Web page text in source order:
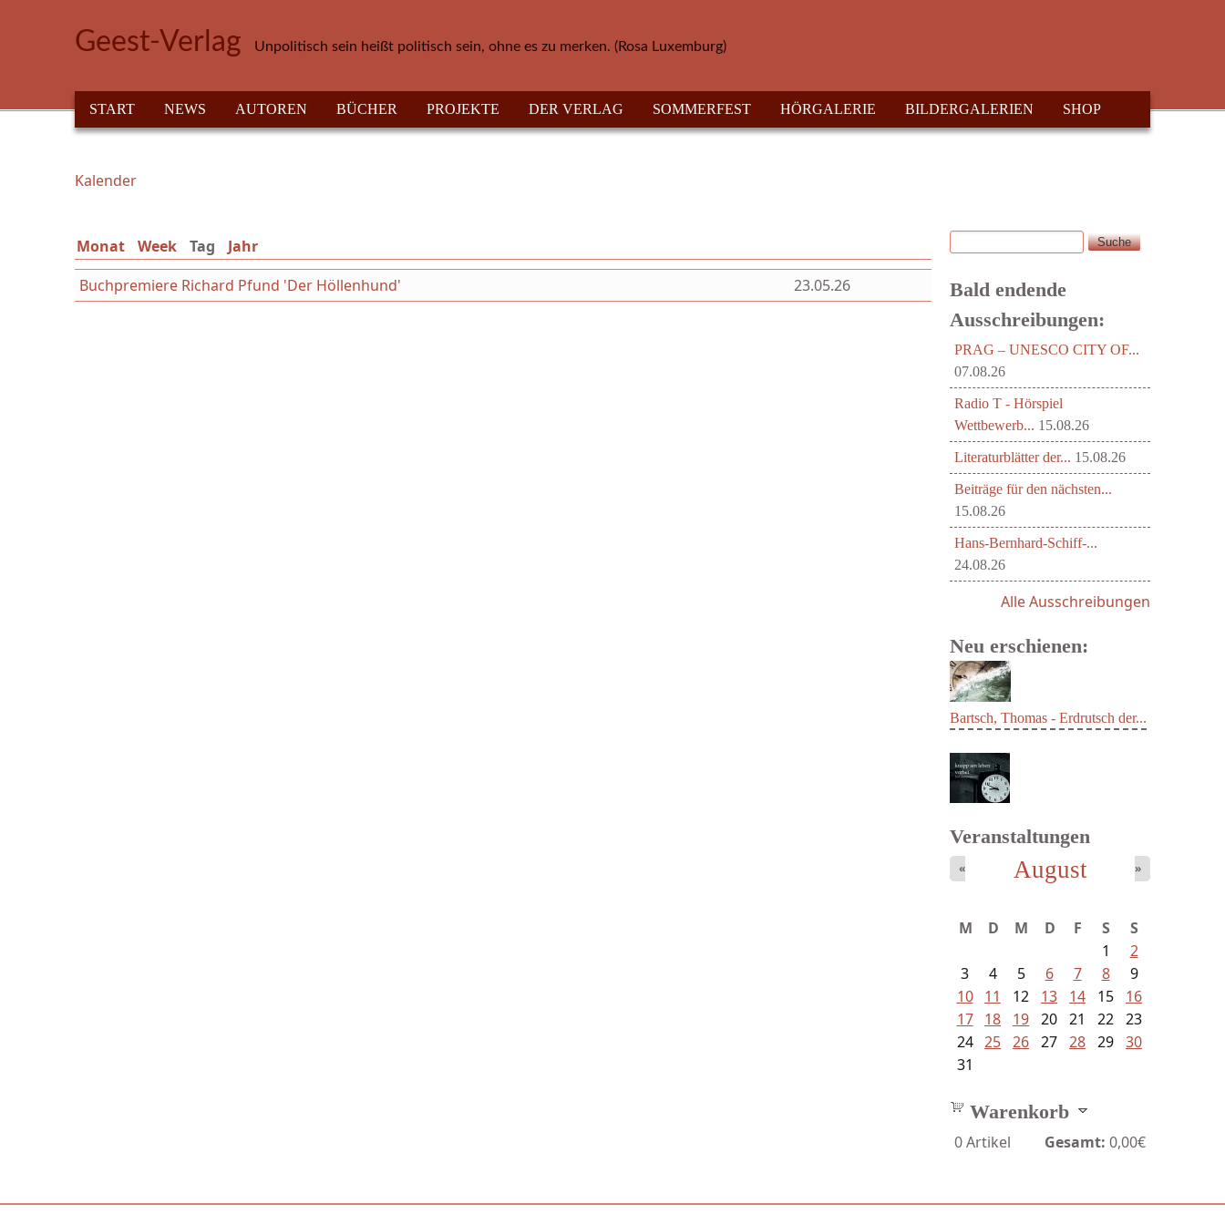
Geest-Verlag Unpolitisch sein heißt politisch sein, ohne es zu merken. (Rosa Luxemburg)
HAUPTMENÜ
START NEWS AUTOREN BÜCHER PROJEKTE DER VERLAG SOMMERFEST HÖRGALERIE BILDERGALERIEN SHOP
Sie sind hier
Kalender
Monat Week Tag (aktiver Reiter)
Jahr
Buchpremiere Richard Pfund 'Der Höllenhund'
23.05.26
Suchformular
Suche
Bald endende
Ausschreibungen:
PRAG – UNESCO CITY OF...
07.08.26
Radio T - Hörspiel
Wettbewerb... 15.08.26
Literaturblätter der... 15.08.26
Beiträge für den nächsten...
15.08.26
Hans-Bernhard-Schiff-...
24.08.26
Alle Ausschreibungen
Neu erschienen:
Bartsch, Thomas - Erdrutsch der...
Veranstaltungen
August
« »
M D M D F S
S
1
2
3
4 5 6 7 8
9
10
11 12 13 14 15
16
17
18 19 20 21 22 23
24 25 26 27 28 29 30
31
Warenkorb
0Artikel Gesamt: 0,00€